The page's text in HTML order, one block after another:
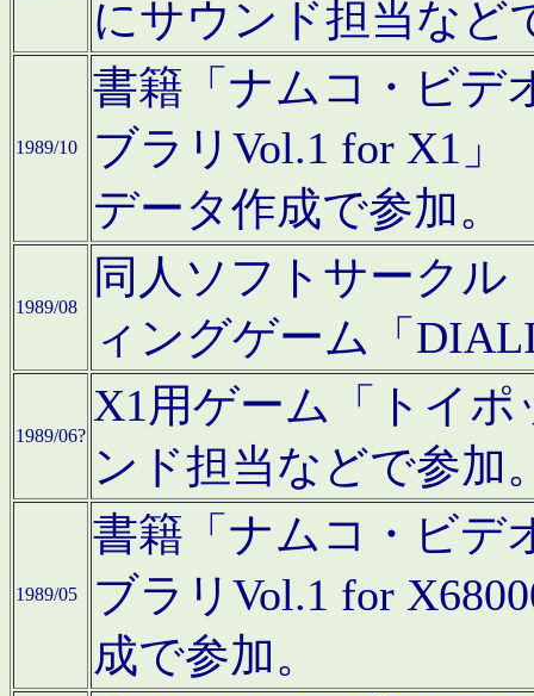
にサウンド担当など
1989/10
書籍「ナムコ・ビデ
ブラリVol.1 for X1」
データ作成で参加。
1989/08
同人ソフトサークル
ィングゲーム「
1989/06?
X1用ゲーム「トイ
ンド担当などで参加
1989/05
書籍「ナムコ・ビデ
ブラリVol.1 for
成で参加。